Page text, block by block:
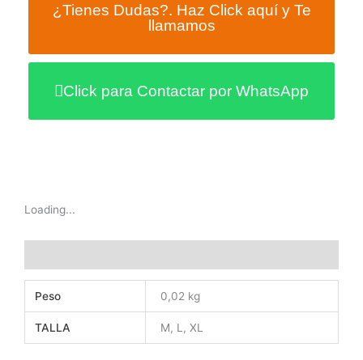
¿Tienes Dudas?. Haz Click aquí y Te
llamamos
Click para Contactar por WhatsApp
Loading...
Peso 0,02 kg
TALLA M, L, XL